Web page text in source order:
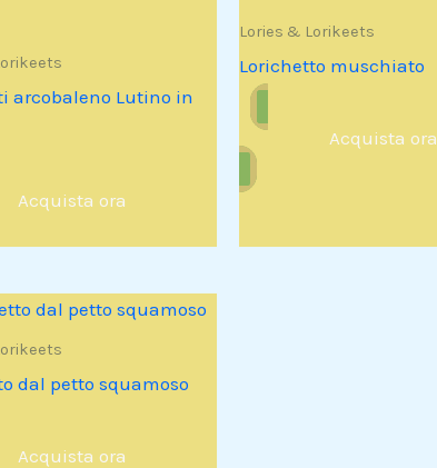
arcobaleno Lutino in
Acquista ora
Lories & Lorikeets
Lorichetto muschiato
Acquista ora
dal petto squamoso
Acquista ora